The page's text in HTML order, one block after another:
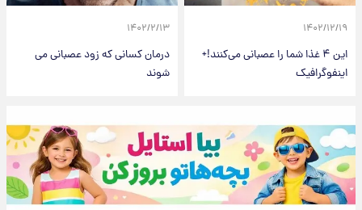
۱۴۰۲/۱۲/۱۹
این ۴ غذا شما را عصبانی می‌کنند!+
اینفوگرافیک
۱۴۰۲/۲/۱۳
درمان کسانی که زود عصبانی می
شوند